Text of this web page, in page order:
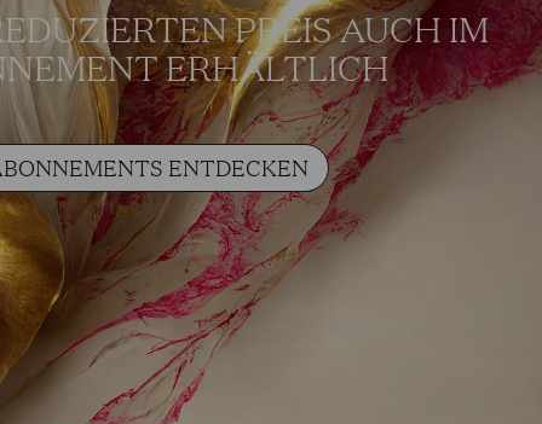
PREIS AUCH IM
ERHÄLTLICH
ENTDECKEN